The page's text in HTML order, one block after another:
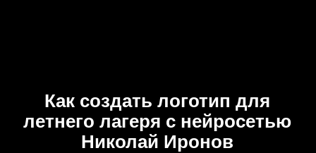
Как создать логотип для
летнего лагеря с нейросетью
Николай Иронов